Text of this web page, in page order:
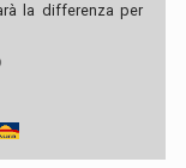
la differenza per